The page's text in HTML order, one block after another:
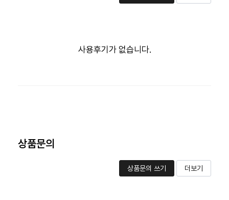
사용후기가 없습니다.
상품문의
상품문의 쓰기 더보기